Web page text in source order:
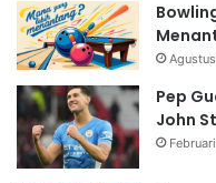
Pep
John